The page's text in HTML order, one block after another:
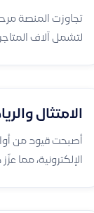
لتشمل آلاف
الامتثال
الإلكترونية، مما